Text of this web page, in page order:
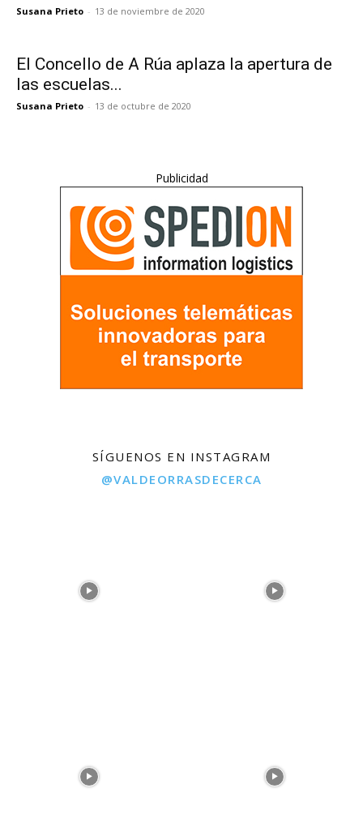
Susana Prieto - 13 de noviembre de 2020
El Concello de A Rúa aplaza la apertura de
las escuelas...
Susana Prieto - 13 de octubre de 2020
Publicidad
SÍGUENOS EN INSTAGRAM
@VALDEORRASDECERCA